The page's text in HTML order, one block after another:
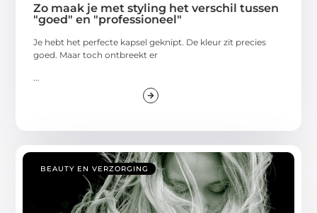
Zo maak je met styling het verschil tussen
"goed" en "professioneel"
Je hebt het perfecte kapsel geknipt. De kleur zit precies
goed. Maar toch ontbreekt er
...
BEAUTY EN VERZORGING